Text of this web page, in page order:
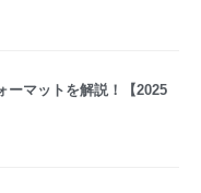
ーマットを解説！【2025